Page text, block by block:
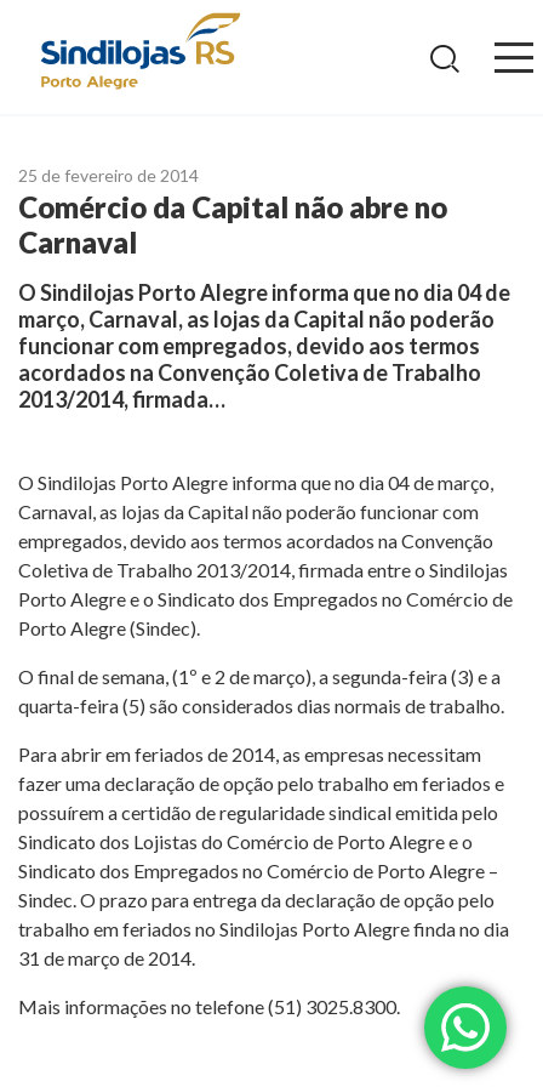
25 de fevereiro de 2014
Comércio da Capital não abre no
Carnaval
O Sindilojas Porto Alegre informa que no dia 04 de
março, Carnaval, as lojas da Capital não poderão
funcionar com empregados, devido aos termos
acordados na Convenção Coletiva de Trabalho
2013/2014, firmada…
O Sindilojas Porto Alegre informa que no dia 04 de março,
Carnaval, as lojas da Capital não poderão funcionar com
empregados, devido aos termos acordados na Convenção
Coletiva de Trabalho 2013/2014, firmada entre o Sindilojas
Porto Alegre e o Sindicato dos Empregados no Comércio de
Porto Alegre (Sindec).
O final de semana, (1º e 2 de março), a segunda-feira (3) e a
quarta-feira (5) são considerados dias normais de trabalho.
Para abrir em feriados de 2014, as empresas necessitam
fazer uma declaração de opção pelo trabalho em feriados e
possuírem a certidão de regularidade sindical emitida pelo
Sindicato dos Lojistas do Comércio de Porto Alegre e o
Sindicato dos Empregados no Comércio de Porto Alegre –
Sindec. O prazo para entrega da declaração de opção pelo
trabalho em feriados no Sindilojas Porto Alegre finda no dia
31 de março de 2014.
Mais informações no telefone (51) 3025.8300.